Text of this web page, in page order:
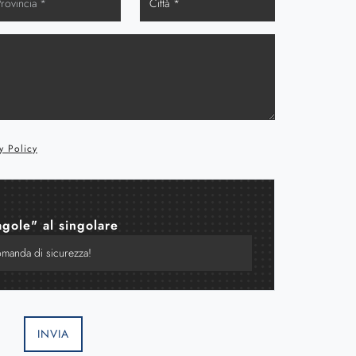
Policy
al singolare
INVIA